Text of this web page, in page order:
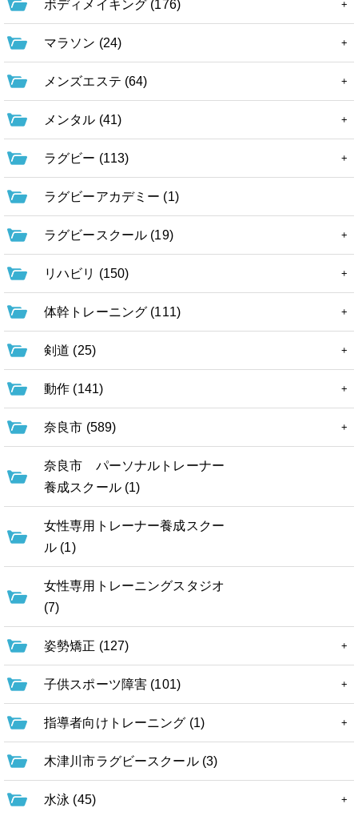
ボディメイキング (176)
マラソン (24)
メンズエステ (64)
メンタル (41)
ラグビー (113)
ラグビーアカデミー (1)
ラグビースクール (19)
リハビリ (150)
体幹トレーニング (111)
剣道 (25)
動作 (141)
奈良市 (589)
奈良市 パーソナルトレーナー
養成スクール (1)
女性専用トレーナー養成スクー
ル (1)
女性専用トレーニングスタジオ
(7)
姿勢矯正 (127)
子供スポーツ障害 (101)
指導者向けトレーニング (1)
木津川市ラグビースクール (3)
水泳 (45)